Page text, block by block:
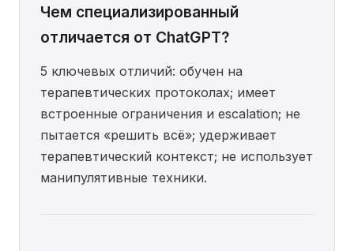
Чем специализированный
отличается от ChatGPT?
5 ключевых отличий: обучен на
терапевтических протоколах; имеет
встроенные ограничения и escalation; не
пытается «решить всё»; удерживает
терапевтический контекст; не использует
манипулятивные техники.